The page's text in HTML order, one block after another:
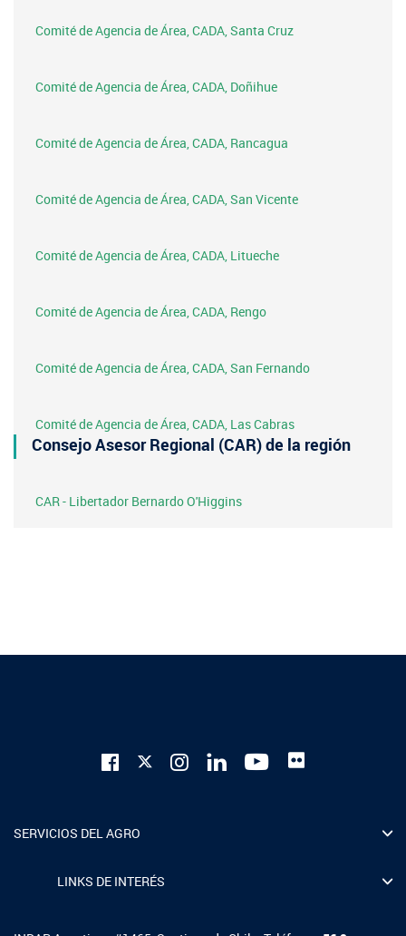
Comité de Agencia de Área, CADA, Santa Cruz
Comité de Agencia de Área, CADA, Doñihue
Comité de Agencia de Área, CADA, Rancagua
Comité de Agencia de Área, CADA, San Vicente
Comité de Agencia de Área, CADA, Litueche
Comité de Agencia de Área, CADA, Rengo
Comité de Agencia de Área, CADA, San Fernando
Comité de Agencia de Área, CADA, Las Cabras
Consejo Asesor Regional (CAR) de la región
CAR - Libertador Bernardo O'Higgins
SERVICIOS DEL AGRO
LINKS DE INTERÉS